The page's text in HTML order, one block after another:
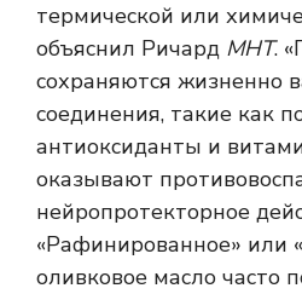
термической или
объяснил Ричард МНТ.
сохраняются жизненно
соединения, такие как
антиоксиданты и
оказывают
нейропротекторное
«Рафинированное» или
оливковое масло часто